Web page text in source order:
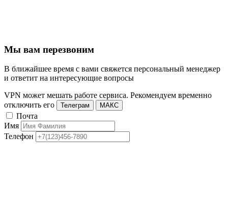
Мы вам перезвоним
В ближайшее время с вами свяжется персональный менеджер
и ответит на интересующие вопросы
VPN может мешать работе сервиса. Рекомендуем временно
отключить его
Телеграм МАКС
Почта
Имя
Телефон